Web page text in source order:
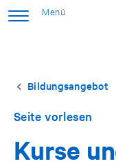
Bildungsangebot
Seite vorlesen
Kurse